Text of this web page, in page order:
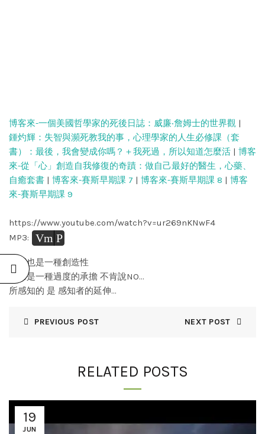
博客來-一個美國哲學家的死後日誌：威廉‧詹姆士的世界觀 |
鍾灼輝：失智與瀕死教我的事，心理學家的人生必修課（套
書）：最後，我會變成你嗎？＋我死過，所以知道怎麼活 | 博客
來-從「心」創造自我修復的奇蹟：做自己最好的醫生，心藥、
自癒套書 | 博客來-賽斯早期課 7 | 博客來-賽斯早期課 8 | 博客
來-賽斯早期課 9
https://www.youtube.com/watch?v=ur269nKNwF4
MP3:
Vm P
疾病也是一種創造性
乳癌是一種過度的承擔 不肯說NO…
所感知的 是 感知者的延伸…
PREVIOUS POST NEXT POST
RELATED POSTS
19
JUN